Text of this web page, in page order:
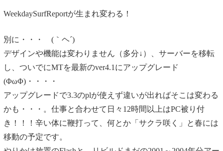
Life In Surfing
Vibration
Mind
Clips
WeekdaySurfReportが生まれ変わる！
別に・・・ (｀ヘ´)
デザインや機能は変わりません（多分↓）、サーバーを移転
し、ついでにMTを最新のver4.1にアップグレード
(ΦωΦ)・・・・
アップグレードで3.3のplが使えず違いが出ればそこは変わる
かも・・・。仕事と合わせて日々12時間以上はPC被り付
き！！！辛い体に鞭打って、何とか「サクラ咲く」と春には
移動の予定です。